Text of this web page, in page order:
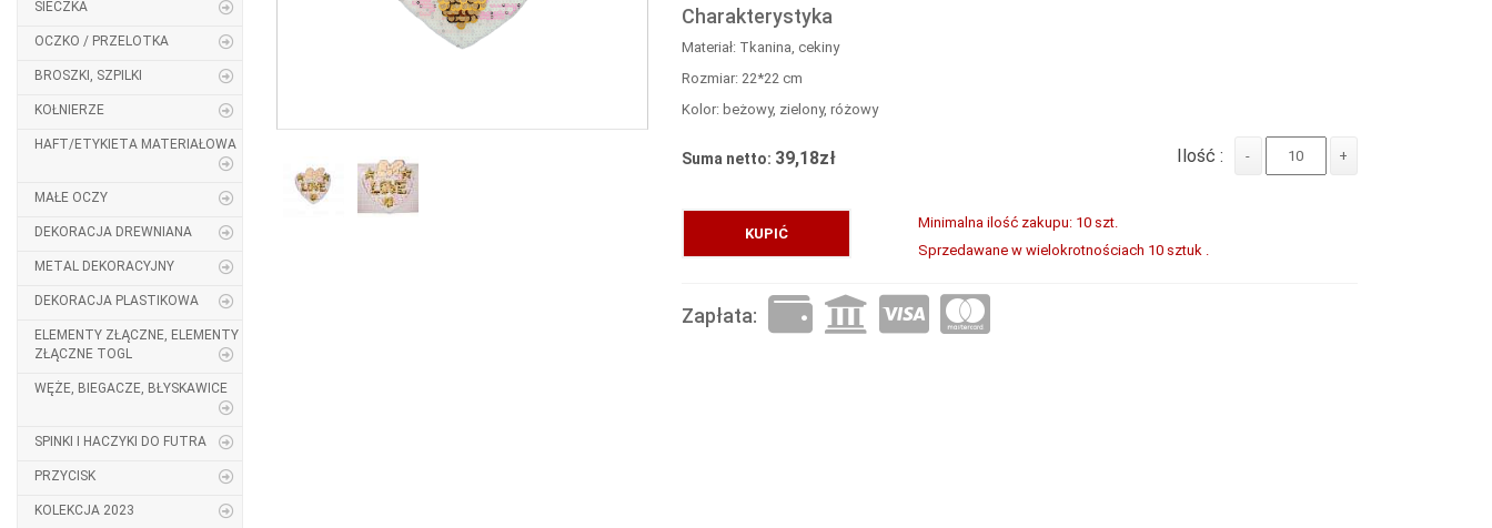
SIECZKA
OCZKO / PRZELOTKA
BROSZKI, SZPILKI
KOŁNIERZE
HAFT/ETYKIETA MATERIAŁOWA
MAŁE OCZY
DEKORACJA DREWNIANA
METAL DEKORACYJNY
DEKORACJA PLASTIKOWA
ELEMENTY ZŁĄCZNE, ELEMENTY
ZŁĄCZNE TOGL
WĘŻE, BIEGACZE, BŁYSKAWICE
SPINKI I HACZYKI DO FUTRA
PRZYCISK
KOLEKCJA 2023
Charakterystyka
Materiał: Tkanina, cekiny
Rozmiar: 22*22 cm
Kolor: beżowy, zielony, różowy
Suma netto: 39,18zł Ilość : - +
KUPIĆ
Minimalna ilość zakupu: 10 szt.
Sprzedawane w wielokrotnościach 10 sztuk .
Zapłata: